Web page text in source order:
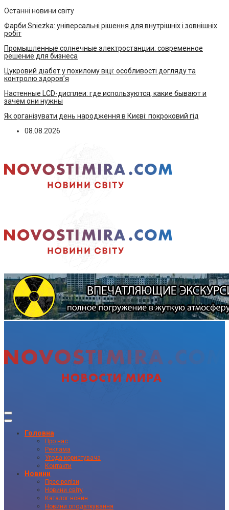
Останні новини світу
Фарби Sniezka: універсальні рішення для внутрішніх і зовнішніх
робіт
Промышленные солнечные электростанции: современное
решение для бизнеса
Цукровий діабет у похилому віці: особливості догляду та
контролю здоров’я
Настенные LCD-дисплеи: где используются, какие бывают и
зачем они нужны
Як організувати день народження в Києві: покроковий гід
08.08.2026
Головна
Про нас
Реклама
Угода користувача
Контакти
Новини
Прес-релізи
Новини світу
Каталог новин
Новини оподаткування